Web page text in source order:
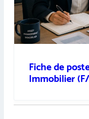
Fiche de
Immobilier